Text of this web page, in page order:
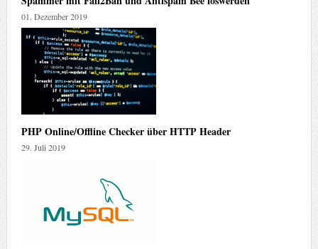
01. Dezember 2019
PHP Online/Offline Checker über HTTP Header
29. Juli 2019